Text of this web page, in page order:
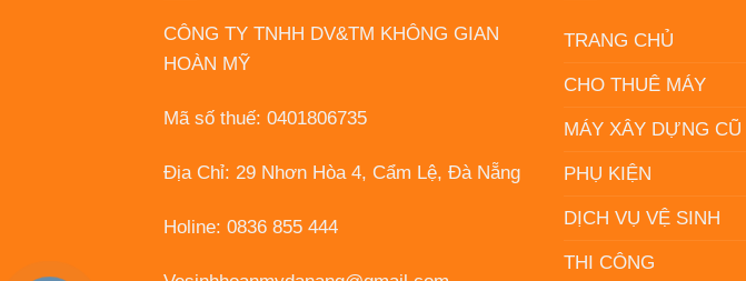
CÔNG TY TNHH DV&TM KHÔNG GIAN
HOÀN MỸ
Mã số thuế: 0401806735
Địa Chỉ: 29 Nhơn Hòa 4, Cẩm Lệ, Đà Nẵng
Holine: 0836 855 444
TRANG CHỦ
CHO THUÊ MÁY
MÁY XÂY DỰNG CŨ
PHỤ KIỆN
DỊCH VỤ VỆ SINH
THI CÔNG